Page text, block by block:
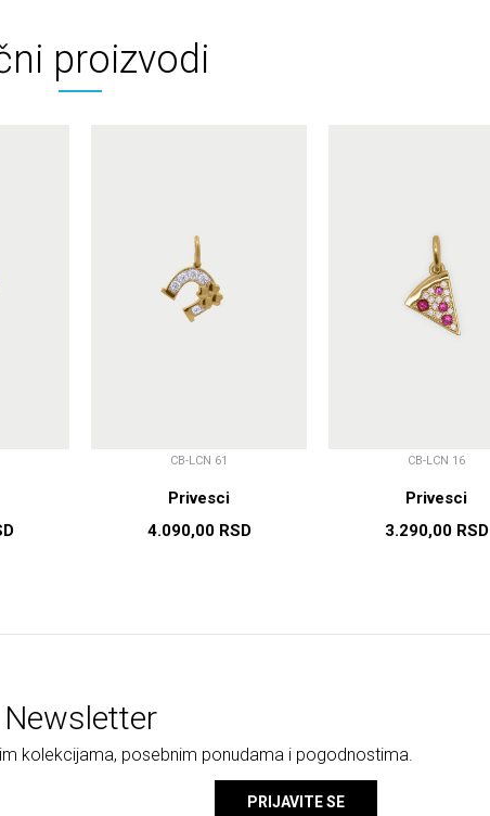
proizvodi
CB-LCN 61
Privesci
4.090,00 RSD
CB-LCN 16
Privesci
3.290,00 RSD
Newsletter
kolekcijama, posebnim ponudama i pogodnostima.
PRIJAVITE SE